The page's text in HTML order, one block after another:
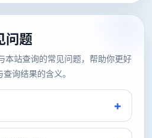
问题
本站查询的常见问题，帮助你更好
询结果的含义。